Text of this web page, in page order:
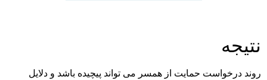
نتیجه
روند درخواست حمایت از همسر می تواند پیچیده باشد و دلایل